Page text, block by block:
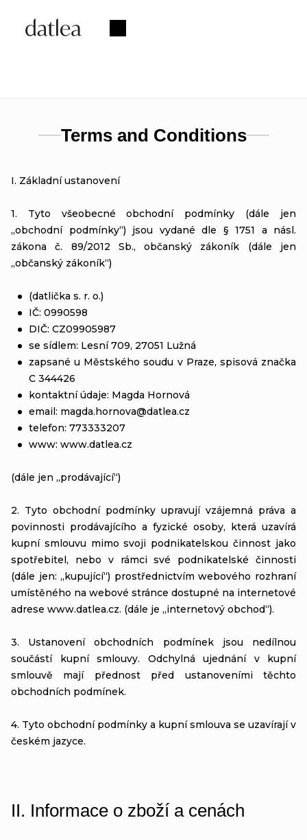
content
Shopping
Terms and Conditions
I. Základní ustanovení
1. Tyto všeobecné obchodní podmínky (dále jen
„obchodní podmínky“) jsou vydané dle § 1751 a násl.
zákona č. 89/2012 Sb., občanský zákoník (dále jen
„občanský zákoník“)
(datlička s. r. o.)
IČ: 0990598
DIČ: CZ09905987
se sídlem: Lesní 709, 27051 Lužná
zapsané u Městského soudu v Praze, spisová značka
C 344426
kontaktní údaje: Magda Hornová
email: magda.hornova@datlea.cz
telefon: 773333207
www: www.datlea.cz
(dále jen „prodávající“)
2. Tyto obchodní podmínky upravují vzájemná práva a
povinnosti prodávajícího a fyzické osoby, která uzavírá
kupní smlouvu mimo svoji podnikatelskou činnost jako
spotřebitel, nebo v rámci své podnikatelské činnosti
(dále jen: „kupující“) prostřednictvím webového rozhraní
umístěného na webové stránce dostupné na internetové
adrese www.datlea.cz. (dále je „internetový obchod“).
3. Ustanovení obchodních podmínek jsou nedílnou
součástí kupní smlouvy. Odchylná ujednání v kupní
smlouvě mají přednost před ustanoveními těchto
obchodních podmínek.
4. Tyto obchodní podmínky a kupní smlouva se uzavírají v
českém jazyce.
II. Informace o zboží a cenách